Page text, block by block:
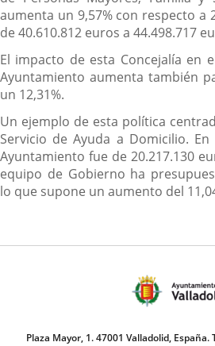
aumenta un 9,57% con respecto a
de 40.610.812 euros a 44.498.717
El impacto de esta Concejalía en
Ayuntamiento aumenta también
un 12,31%.
Un ejemplo de esta política
Servicio de Ayuda a Domicilio.
Ayuntamiento fue de 20.217.130
equipo de Gobierno ha
lo que supone un aumento del
Plaza Mayor, 1. 47001 Valladolid, España.